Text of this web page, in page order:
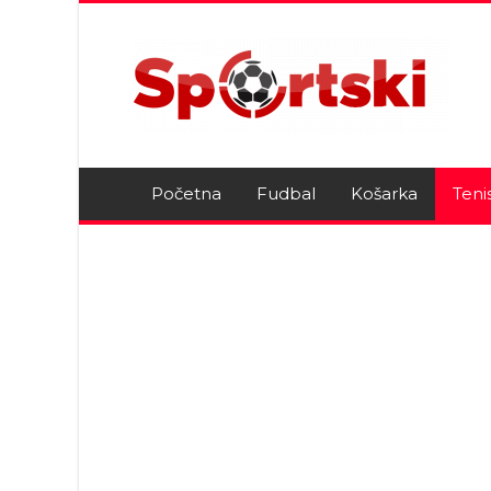
Početna Fudbal Košarka